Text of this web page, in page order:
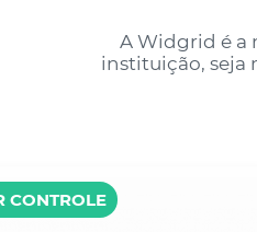
A Widgrid é a
instituição, seja
CONTROLE